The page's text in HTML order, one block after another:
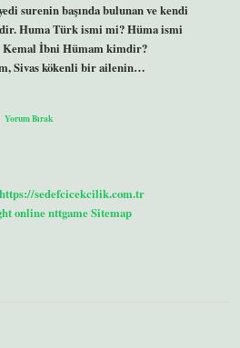
surenin başında bulunan ve kendi
Huma Türk ismi mi? Hüma ismi
İbni Hümam kimdir?
Sivas kökenli bir ailenin…
Yorum Bırak
https://sedefcicekcilik.com.tr
onlinenttgameSitemap